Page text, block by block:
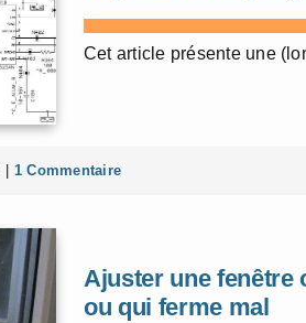
Cet article présente une
1 Commentaire
Ajuster une fenêtre
ou qui ferme mal